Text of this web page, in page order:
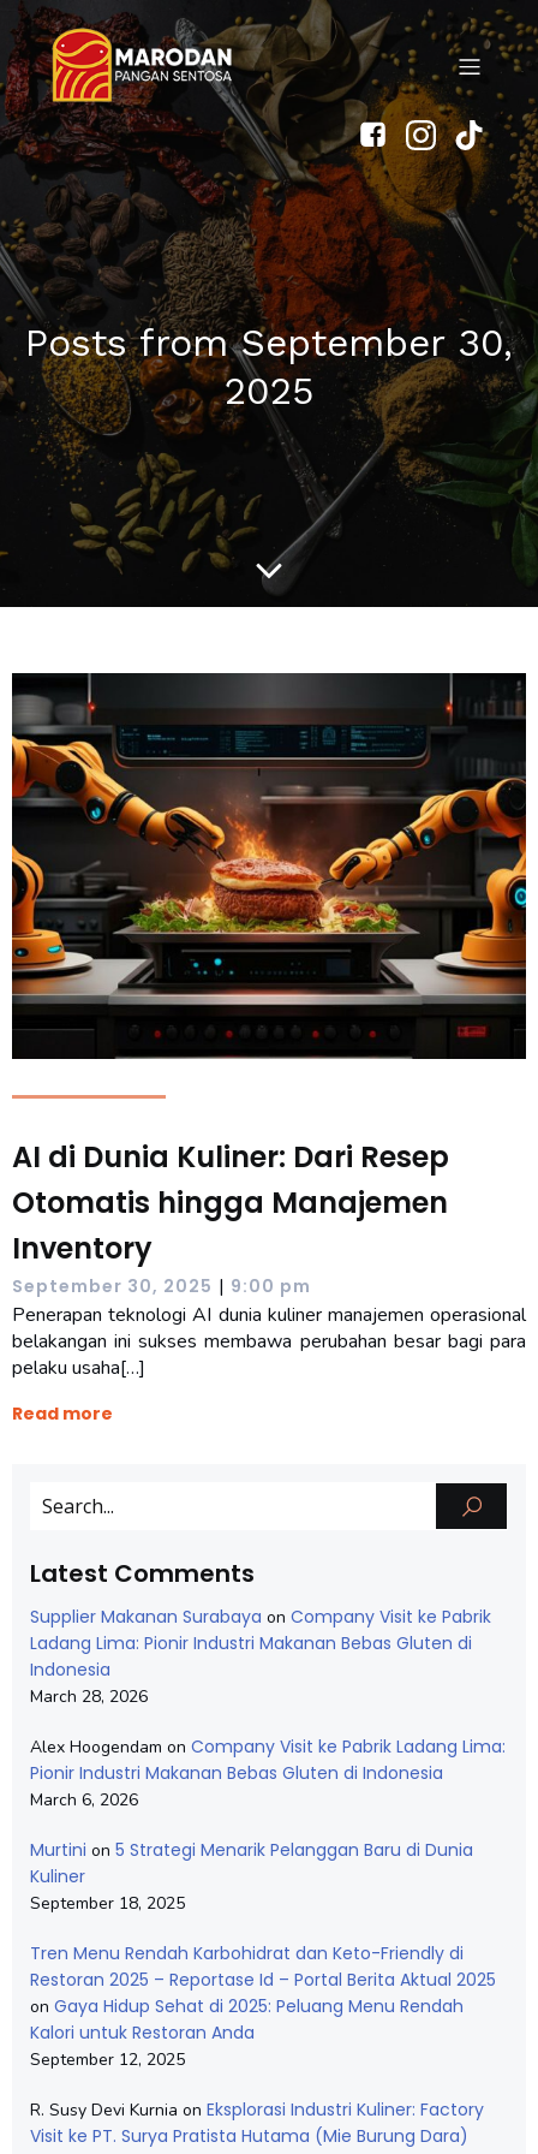
Posts from September 30,
2025
AI di Dunia Kuliner: Dari Resep
Otomatis hingga Manajemen
Inventory
September 30, 2025 | 9:00 pm
Penerapan teknologi AI dunia kuliner manajemen operasional
belakangan ini sukses membawa perubahan besar bagi para
pelaku usaha[…]
Read more
Latest Comments
Supplier Makanan Surabaya on Company Visit ke Pabrik
Ladang Lima: Pionir Industri Makanan Bebas Gluten di
Indonesia
March 28, 2026
Alex Hoogendam on Company Visit ke Pabrik Ladang Lima:
Pionir Industri Makanan Bebas Gluten di Indonesia
March 6, 2026
Murtini on 5 Strategi Menarik Pelanggan Baru di Dunia
Kuliner
September 18, 2025
Tren Menu Rendah Karbohidrat dan Keto-Friendly di
Restoran 2025 – Reportase Id – Portal Berita Aktual 2025
on Gaya Hidup Sehat di 2025: Peluang Menu Rendah
Kalori untuk Restoran Anda
September 12, 2025
R. Susy Devi Kurnia on Eksplorasi Industri Kuliner: Factory
Visit ke PT. Surya Pratista Hutama (Mie Burung Dara)